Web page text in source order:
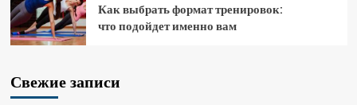
Как выбрать формат тренировок:
что подойдет именно вам
Свежие записи